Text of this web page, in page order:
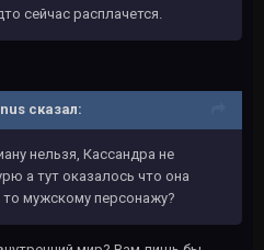
сейчас расплачется.
сказал:
нельзя, Кассандра не
а тут оказалось что она
то мужскому персонажу?